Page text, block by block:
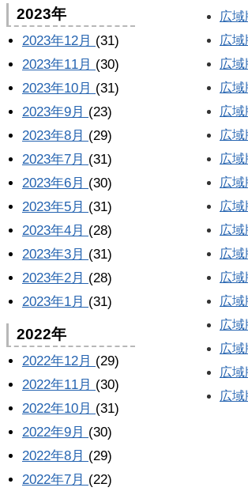
広
広
広
広
広
広
広
広
広
広
広
広
広
広
広
広
広
2023年
2023年12月 (31)
2023年11月 (30)
2023年10月 (31)
2023年9月 (23)
2023年8月 (29)
2023年7月 (31)
2023年6月 (30)
2023年5月 (31)
2023年4月 (28)
2023年3月 (31)
2023年2月 (28)
2023年1月 (31)
2022年
2022年12月 (29)
2022年11月 (30)
2022年10月 (31)
2022年9月 (30)
2022年8月 (29)
2022年7月 (22)